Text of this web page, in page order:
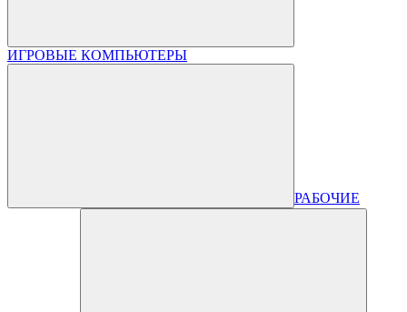
ИГРОВЫЕ КОМПЬЮТЕРЫ
РАБОЧИЕ